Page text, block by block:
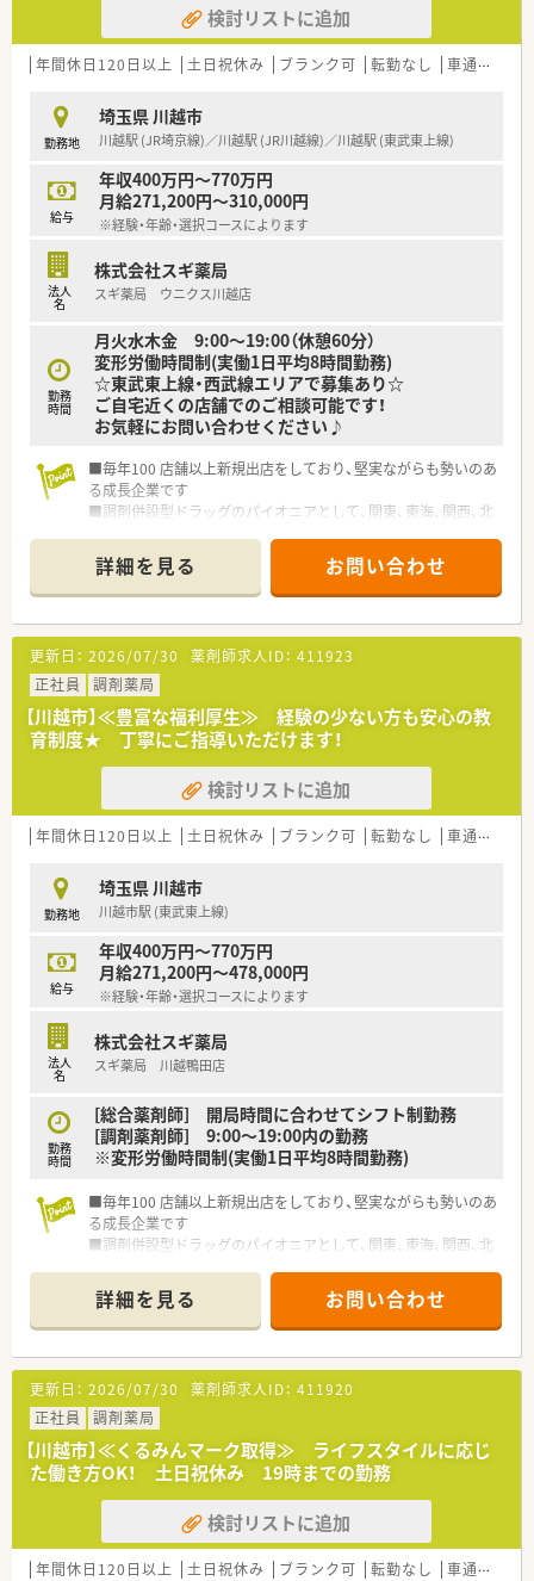
検討リストに追加
年間休日120日以上 土日祝休み ブランク可 転勤なし 車通勤可
勤務地
埼玉県 川越市
川越駅 (JR埼京線)／川越駅 (JR川越線)／川越駅 (東武東上線)
給与
年収400万円～770万円
月給271,200円～310,000円
※経験・年齢・選択コースによります
法人
名
株式会社スギ薬局
スギ薬局 ウニクス川越店
勤務
時間
月火水木金 9:00～19:00（休憩60分）
変形労働時間制(実働1日平均8時間勤務)
☆東武東上線・西武線エリアで募集あり☆
ご自宅近くの店舗でのご相談可能です！
お気軽にお問い合わせください♪
■毎年100 店舗以上新規出店をしており、堅実ながらも勢いのあ
る成長企業です
■調剤併設型ドラッグのパイオニアとして、関東、東海、関西、北
■研修制度は様々なプランがあり、集合研修だけでなく任意で受
講可能な研修も幅広く用意されています
■店舗で活躍する従業員、社外で活躍する従業員、将来経営幹部
となる従業員など、薬剤師として様々な活躍ができるフィールド
を用意されています
■総合薬剤師・調剤薬剤師（土日休み・19時までの勤務）どちらか
の働き方を選択できます
■調剤併設型だけでなく「医療モール・クリニック併設店舗」「敷
地内薬局」「訪問調剤特化型店舗」など様々な店舗を運営してい
ます
■在宅医療にも積極的取り組んでおり「訪問調剤特化型店舗」を
50店舗以上、無菌調剤室は業界最多の51店舗設置しています
■「プラチナくるみん認定企業」「健康経営優良法人2023（大規模
法人部門）認定」等を取得し一人ひとりが働きやすい環境が整備
■充実した研修制度、人事制度、評価制度、キャリア支援制度等
があるのも特徴です
詳細を見る お問い合わせ
更新日： 2026/07/30 薬剤師求人ID： 411923
正社員
調剤薬局
【川越市】≪豊富な福利厚生≫ 経験の少ない方も安心の教
育制度★ 丁寧にご指導いただけます！
検討リストに追加
年間休日120日以上 土日祝休み ブランク可 転勤なし 車通勤可
勤務地
埼玉県 川越市
川越市駅 (東武東上線)
給与
年収400万円～770万円
月給271,200円～478,000円
※経験・年齢・選択コースによります
法人
名
株式会社スギ薬局
スギ薬局 川越鴨田店
勤務
時間
[総合薬剤師] 開局時間に合わせてシフト制勤務
[調剤薬剤師] 9:00～19:00内の勤務
※変形労働時間制(実働1日平均8時間勤務)
■毎年100 店舗以上新規出店をしており、堅実ながらも勢いのあ
る成長企業です
■調剤併設型ドラッグのパイオニアとして、関東、東海、関西、北
■研修制度は様々なプランがあり、集合研修だけでなく任意で受
講可能な研修も幅広く用意されています
■店舗で活躍する従業員、社外で活躍する従業員、将来経営幹部
となる従業員など、薬剤師として様々な活躍ができるフィールド
を用意されています
■総合薬剤師・調剤薬剤師（土日休み・19時までの勤務）どちらか
の働き方を選択できます
■調剤併設型だけでなく「医療モール・クリニック併設店舗」「敷
地内薬局」「訪問調剤特化型店舗」など様々な店舗を運営してい
ます
■在宅医療にも積極的取り組んでおり「訪問調剤特化型店舗」を
50店舗以上、無菌調剤室は業界最多の51店舗設置しています
■「プラチナくるみん認定企業」「健康経営優良法人2023（大規模
法人部門）認定」等を取得し一人ひとりが働きやすい環境が整備
詳細を見る お問い合わせ
更新日： 2026/07/30 薬剤師求人ID： 411920
正社員
調剤薬局
【川越市】≪くるみんマーク取得≫ ライフスタイルに応じ
た働き方OK！ 土日祝休み 19時までの勤務
検討リストに追加
年間休日120日以上 土日祝休み ブランク可 転勤なし 車通勤可